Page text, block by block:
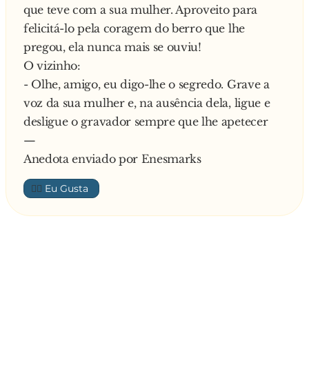
que teve com a sua mulher. Aproveito para
felicitá-lo pela coragem do berro que lhe
pregou, ela nunca mais se ouviu!
O vizinho:
- Olhe, amigo, eu digo-lhe o segredo. Grave a
voz da sua mulher e, na ausência dela, ligue e
desligue o gravador sempre que lhe apetecer
—
Anedota enviado por Enesmarks
👍🏼